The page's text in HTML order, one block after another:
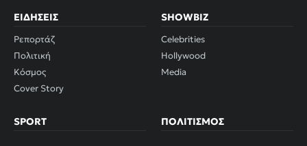
ΕΙΔΉΣΕΙΣ
Ρεπορτάζ
Πολιτική
Κόσμος
Cover Story
SHOWBIZ
Celebrities
Hollywood
Media
SPORT ΠΟΛΙΤΙΣΜΌΣ